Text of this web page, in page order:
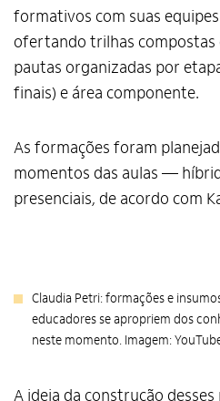
formativos com suas
ofertando trilhas compostas
pautas organizadas por
finais) e área componente.
As formações foram
momentos das aulas —
presenciais, de acordo com
Claudia Petri: formações e
educadores se apropriem dos
neste momento. Imagem:
A ideia da construção